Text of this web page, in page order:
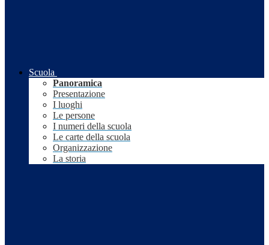
Scuola
Panoramica
Presentazione
I luoghi
Le persone
I numeri della scuola
Le carte della scuola
Organizzazione
La storia